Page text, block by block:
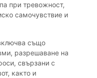
при тревожност,
самочувствие и
също
разрешаване на
свързани с
както и